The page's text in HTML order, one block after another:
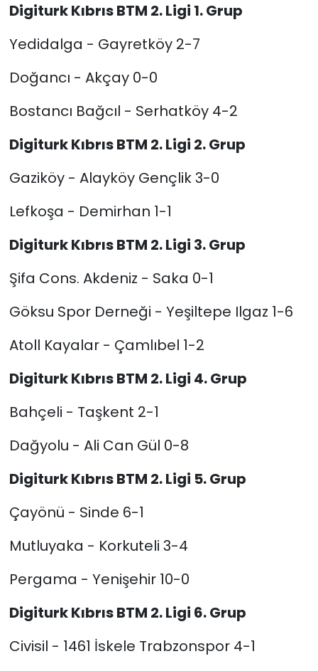
Digiturk Kıbrıs BTM 2. Ligi 1. Grup
Yedidalga - Gayretköy 2-7
Doğancı - Akçay 0-0
Bostancı Bağcıl - Serhatköy 4-2
Digiturk Kıbrıs BTM 2. Ligi 2. Grup
Gaziköy - Alayköy Gençlik 3-0
Lefkoşa - Demirhan 1-1
Digiturk Kıbrıs BTM 2. Ligi 3. Grup
Şifa Cons. Akdeniz - Saka 0-1
Göksu Spor Derneği - Yeşiltepe Ilgaz 1-6
Atoll Kayalar - Çamlıbel 1-2
Digiturk Kıbrıs BTM 2. Ligi 4. Grup
Bahçeli - Taşkent 2-1
Dağyolu - Ali Can Gül 0-8
Digiturk Kıbrıs BTM 2. Ligi 5. Grup
Çayönü - Sinde 6-1
Mutluyaka - Korkuteli 3-4
Pergama - Yenişehir 10-0
Digiturk Kıbrıs BTM 2. Ligi 6. Grup
Civisil - 1461 İskele Trabzonspor 4-1